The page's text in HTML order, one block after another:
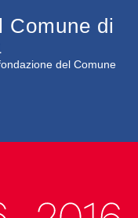
Comune di
del Comune